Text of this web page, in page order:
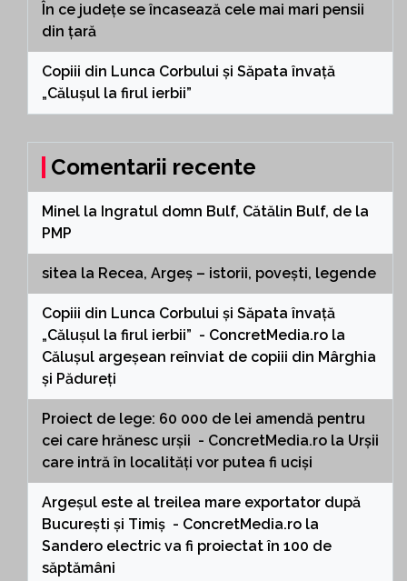
În ce județe se încasează cele mai mari pensii
din țară
Copiii din Lunca Corbului și Săpata învață
„Călușul la firul ierbii”
Comentarii recente
Minel la Ingratul domn Bulf, Cătălin Bulf, de la
PMP
sitea la Recea, Argeș – istorii, povești, legende
Copiii din Lunca Corbului și Săpata învață
„Călușul la firul ierbii” - ConcretMedia.ro la
Călușul argeșean reînviat de copiii din Mârghia
și Pădureți
Proiect de lege: 60 000 de lei amendă pentru
cei care hrănesc urșii - ConcretMedia.ro la Urșii
care intră în localități vor putea fi uciși
Argeșul este al treilea mare exportator după
București și Timiș - ConcretMedia.ro la
Sandero electric va fi proiectat în 100 de
săptămâni